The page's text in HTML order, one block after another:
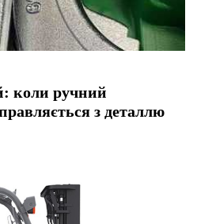
коли ручний
з деталлю